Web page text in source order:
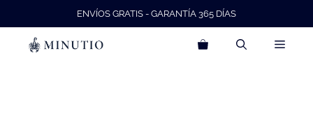
contenido
ENVÍOS GRATIS - GARANTÍA 365 DÍAS
Menú